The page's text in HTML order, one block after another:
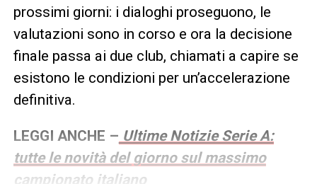
prossimi giorni: i dialoghi proseguono, le
valutazioni sono in corso e ora la decisione
finale passa ai due club, chiamati a capire se
esistono le condizioni per un’accelerazione
definitiva.
LEGGI ANCHE – Ultime Notizie Serie A:
tutte le novità del giorno sul massimo
campionato italiano